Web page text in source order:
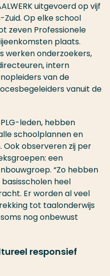
uitgevoerd op vijf
Op elke school
zeven Professionele
plaats.
werken onderzoekers,
intern
van de
vanuit de
leden, hebben
schoolplannen en
observeren zij per
een
“Zo hebben
heel
Er worden al veel
tot taalonderwijs
nog onbewust
responsief